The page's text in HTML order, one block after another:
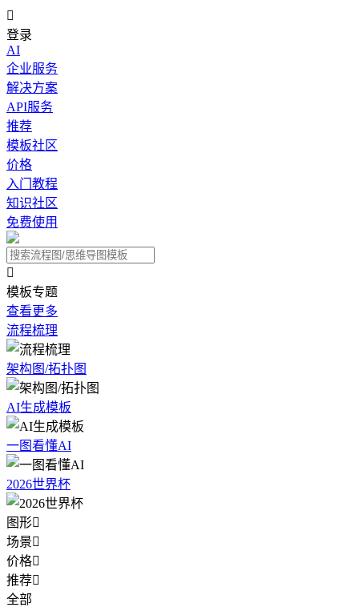

登录
AI
企业服务
解决方案
API服务
推荐
模板社区
价格
入门教程
知识社区
免费使用

模板专题
查看更多
流程梳理
架构图/拓扑图
AI生成模板
一图看懂AI
2026世界杯
图形
场景
价格
推荐
全部